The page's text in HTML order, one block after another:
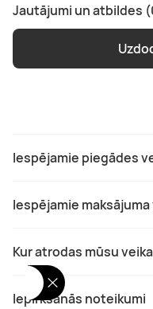
Iespējamie piegādes
Iespējamie
Kur atrodas mūsu
Iepirkšanās noteikumi
Jautājumi un atbildes